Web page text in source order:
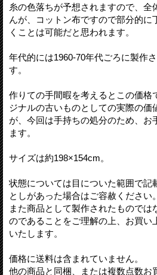
糸の色落ちが予想されますので、全
んが、コットン布ですので部分的に
くことは可能だと思われます。
年代的には1960-70年代ごろに製作
す。
作りての手間暇を考えるとこの価格
ジナルの古いものとしての実際の価
が、今回は手持ちの処分のため、お
ます。
サイズは約198×154cm。
状態については目についた範囲で記
としがあった場合はご容赦ください。
また商品として製作されたものでは
のであることをご理解の上、お買い
いたします。
価格に送料は含まれていません。
他の商品と同梱、または複数点数お